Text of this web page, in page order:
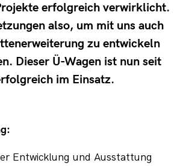
erfolgreich verwirklicht.
also, um mit uns auch
zu entwickeln
Dieser Ü-Wagen ist nun seit
im Einsatz.
Entwicklung und Ausstattung